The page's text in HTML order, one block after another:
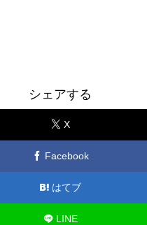
シェアする
X
Facebook
はてブ
LINE